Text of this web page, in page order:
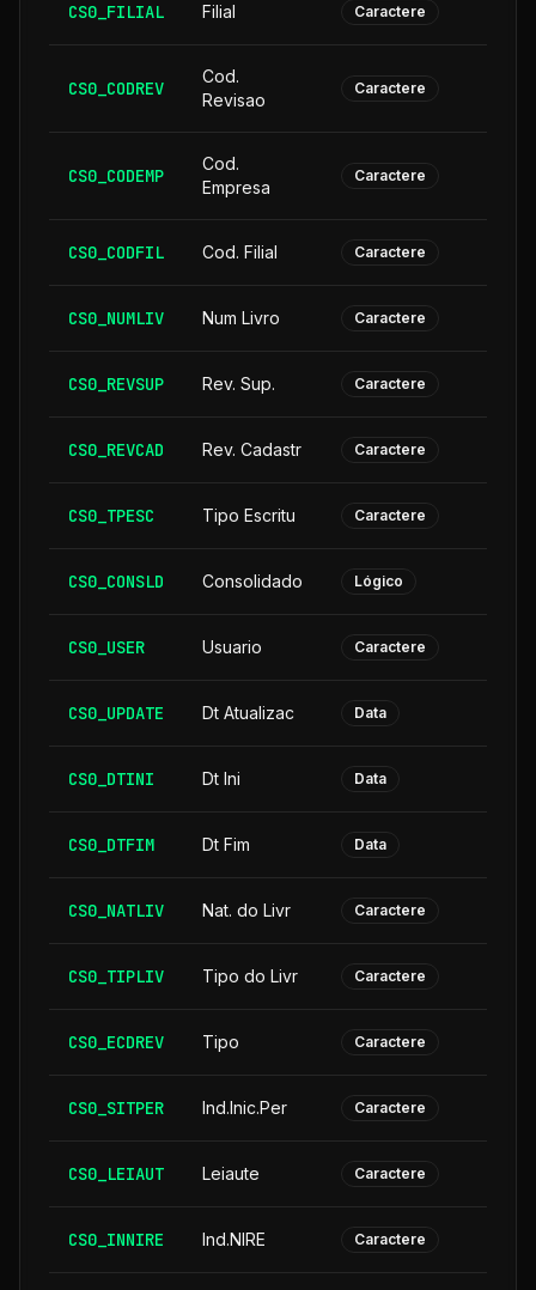
CS0_FILIAL Filial Caractere
CS0_CODREV
Cod.
Revisao
Caractere
CS0_CODEMP
Cod.
Empresa
Caractere
CS0_CODFIL Cod. Filial Caractere
CS0_NUMLIV Num Livro Caractere
CS0_REVSUP Rev. Sup. Caractere
CS0_REVCAD Rev. Cadastr Caractere
CS0_TPESC Tipo Escritu Caractere
CS0_CONSLD Consolidado Lógico
CS0_USER Usuario Caractere
CS0_UPDATE Dt Atualizac Data
CS0_DTINI Dt Ini Data
CS0_DTFIM Dt Fim Data
CS0_NATLIV Nat. do Livr Caractere
CS0_TIPLIV Tipo do Livr Caractere
CS0_ECDREV Tipo Caractere
CS0_SITPER Ind.Inic.Per Caractere
CS0_LEIAUT Leiaute Caractere
CS0_INNIRE Ind.NIRE Caractere